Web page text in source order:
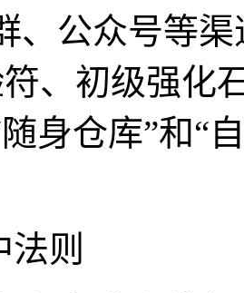
、公众号等
、初级强化
身仓库”和“
则